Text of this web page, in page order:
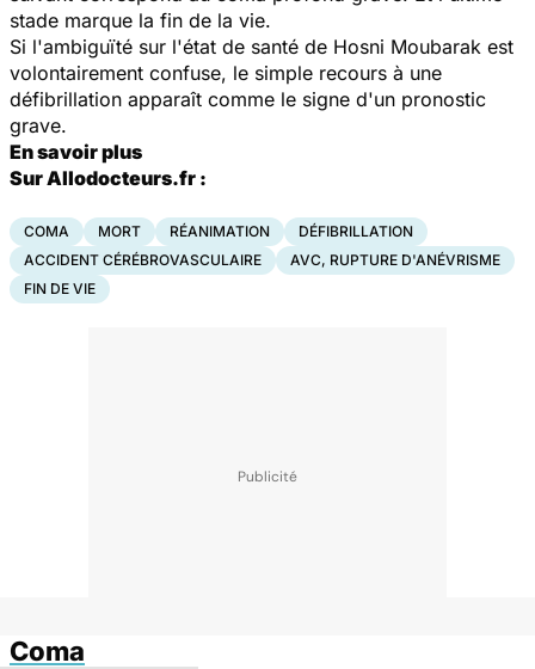
stade marque la fin de la vie.
Si l'ambiguïté sur l'état de santé de Hosni Moubarak est
volontairement confuse, le simple recours à une
défibrillation apparaît comme le signe d'un pronostic
grave.
En savoir plus
Sur Allodocteurs.fr :
COMA MORT RÉANIMATION
DÉFIBRILLATION
ACCIDENT CÉRÉBROVASCULAIRE
AVC, RUPTURE D'ANÉVRISME
FIN DE VIE
Coma